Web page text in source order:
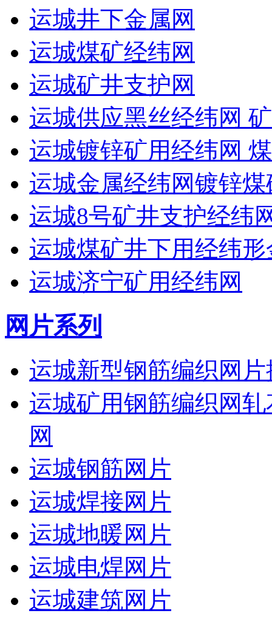
运城井下金属网
运城煤矿经纬网
运城矿井支护网
运城供应黑丝经纬网
运城镀锌矿用经纬网
运城金属经纬网镀锌
运城8号矿井支护经纬
运城煤矿井下用经纬
运城济宁矿用经纬网
网片系列
运城新型钢筋编织网
运城矿用钢筋编织网
网
运城钢筋网片
运城焊接网片
运城地暖网片
运城电焊网片
运城建筑网片